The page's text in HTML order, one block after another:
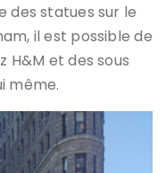
des statues sur le
il est possible de
H&M et des sous
même.